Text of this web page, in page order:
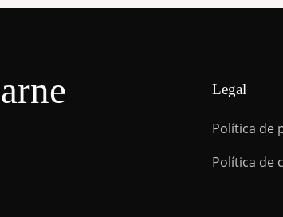
Legal
Política de
Política de